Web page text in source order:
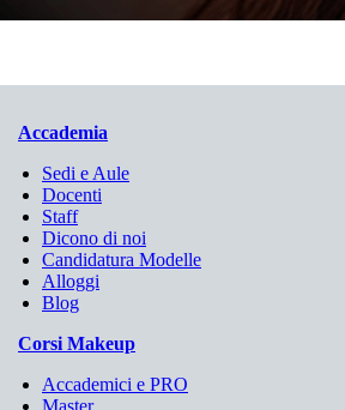
Accademia
Sedi e Aule
Docenti
Staff
Dicono di noi
Candidatura Modelle
Alloggi
Blog
Corsi Makeup
Accademici e PRO
Master